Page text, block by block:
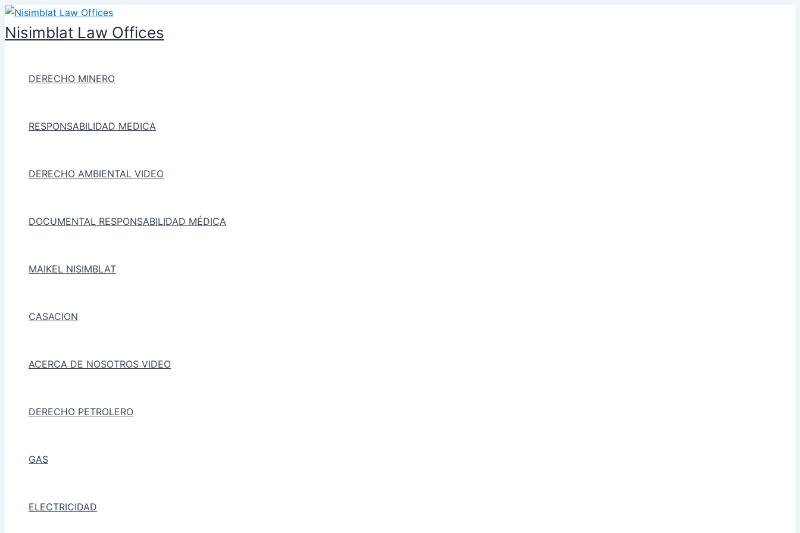
Ir
al
contenido
Nisimblat Law Offices
DERECHO MINERO
RESPONSABILIDAD MEDICA
DERECHO AMBIENTAL VIDEO
DOCUMENTAL RESPONSABILIDAD MÉDICA
MAIKEL NISIMBLAT
CASACION
ACERCA DE NOSOTROS VIDEO
DERECHO PETROLERO
GAS
ELECTRICIDAD